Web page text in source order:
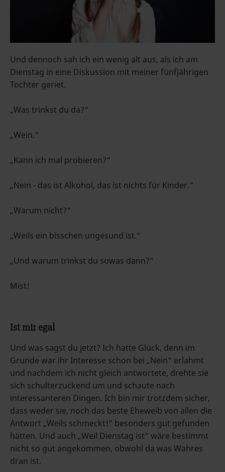
Und dennoch sah ich ein wenig alt aus, als ich am
Dienstag in eine Diskussion mit meiner fünfjährigen
Tochter geriet.
„Was trinkst du da?“
„Wein.“
„Kann ich mal probieren?“
„Nein - das ist Alkohol, das ist nichts für Kinder.“
„Warum nicht?“
„Weils ein bisschen ungesund ist.“
„Und warum trinkst du sowas dann?“
Mist!
Ist mir egal
Und was sagst du jetzt? Ich hatte Glück, denn im
Grunde war ihr Interesse schon bei „Nein“ erlahmt
und nachdem ich nicht gleich antwortete, drehte sie
sich schulterzuckend um und schaute nach
interessanteren Dingen. Ich bin mir trotzdem sicher,
dass weder sie, noch das beste Eheweib von allen die
Antwort „Weils schmeckt!“ besonders gut gefunden
hätten. Und auch „Weil Dienstag ist“ wäre bestimmt
nicht so gut angekommen, obwohl da was Wahres
dran ist.